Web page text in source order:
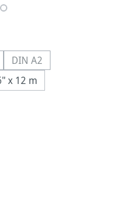
nicht verfügbar.)
Option ist zurzeit nicht
DIN A2(Diese Option ist
x 12 m